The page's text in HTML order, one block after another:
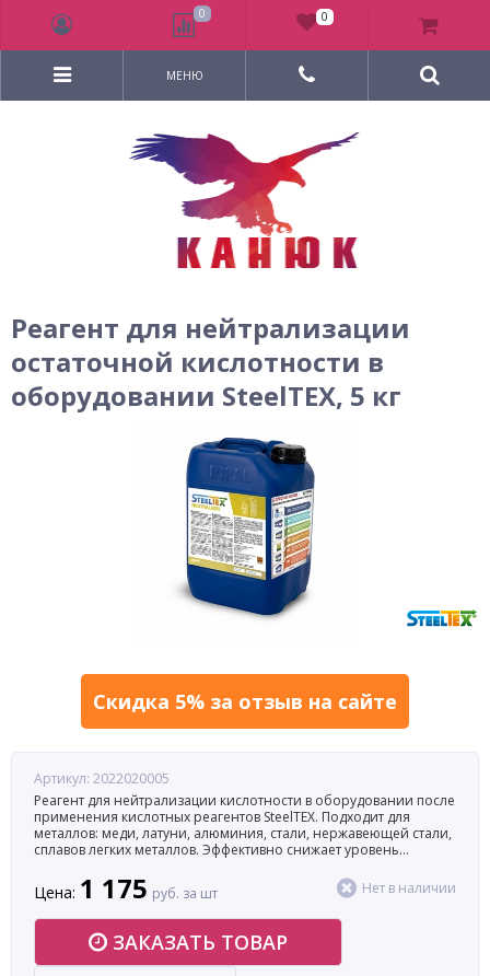
МЕНЮ
Реагент для нейтрализации
остаточной кислотности в
оборудовании SteelTEX, 5 кг
Скидка 5% за отзыв на сайте
Артикул: 2022020005
Реагент для нейтрализации кислотности в оборудовании после
применения кислотных реагентов SteelTEX. Подходит для
металлов: меди, латуни, алюминия, стали, нержавеющей стали,
сплавов легких металлов. Эффективно снижает уровень
использованию.
Цена: 1 175 руб. за шт Нет в наличии
ЗАКАЗАТЬ ТОВАР
0 0